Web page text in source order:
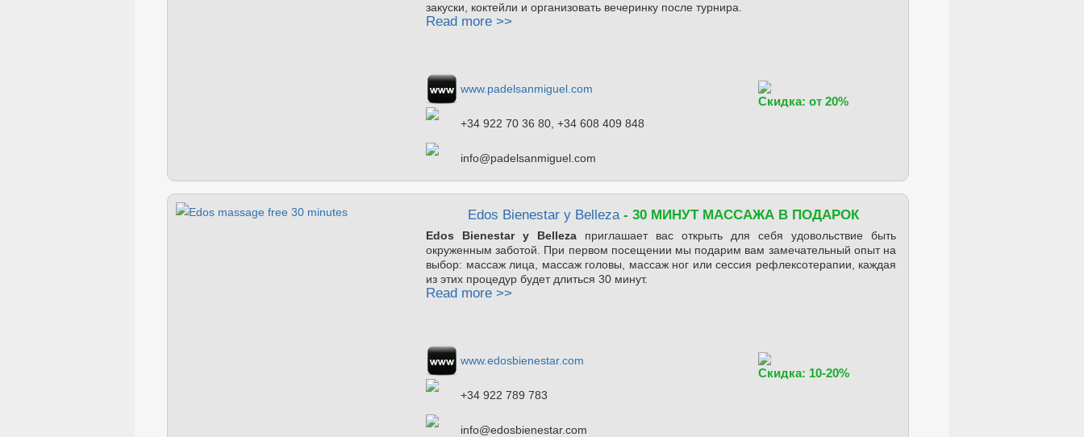
закуски, коктейли и организовать вечеринку после турнира.
Read more >>
www.padelsanmiguel.com
+34 922 70 36 80, +34 608 409 848
info@padelsanmiguel.com
Скидка: от 20%
Edos Bienestar y Belleza- 30 МИНУТ МАССАЖА В ПОДАРОК
Edos Bienestar y Belleza приглашает вас открыть для себя удовольствие быть
окруженным заботой. При первом посещении мы подарим вам замечательный опыт на
выбор: массаж лица, массаж головы, массаж ног или сессия рефлексотерапии, каждая
из этих процедур будет длиться 30 минут.
Read more >>
www.edosbienestar.com
+34 922 789 783
info@edosbienestar.com
Скидка: 10-20%